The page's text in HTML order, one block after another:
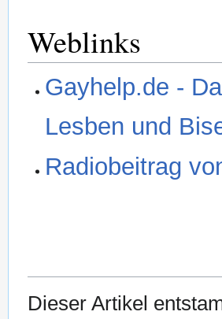
Weblinks
Gayhelp.de -
Lesben und
Radiobeitrag
Dieser Artikel